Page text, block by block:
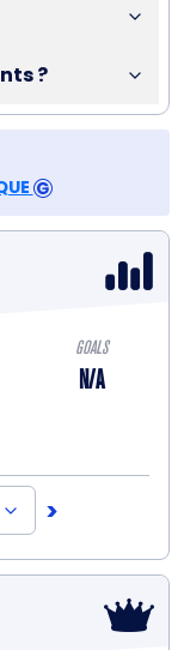
?
GOALS
N/A
>